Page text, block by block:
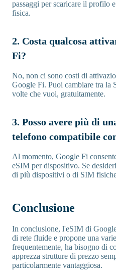
passaggi per scaricare il profilo
fisica.
2. Costa qualcosa
Fi?
No, non ci sono costi di
Google Fi. Puoi cambiare tra la
volte che vuoi, gratuitamente.
3. Posso avere più di
telefono compatibile
Al momento, Google Fi
eSIM per dispositivo. Se
di più dispositivi o di SIM fisiche
Conclusione
In conclusione, l'eSIM di
di rete fluide e propone una
frequentemente, ha bisogno di
apprezza strutture di prezzo
particolarmente vantaggiosa.